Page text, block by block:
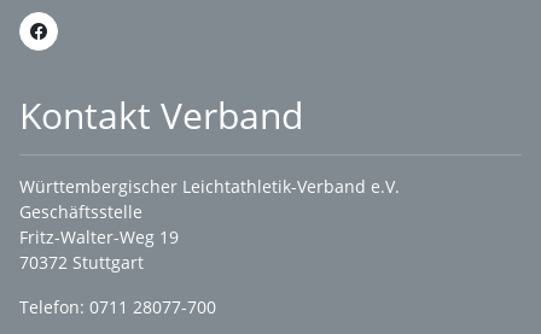
Kontakt Verband
Württembergischer Leichtathletik-Verband e.V.
Geschäftsstelle
Fritz-Walter-Weg 19
70372 Stuttgart
Telefon: 0711 28077-700